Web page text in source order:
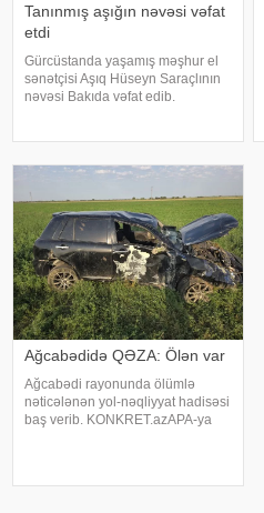
Tanınmış aşığın nəvəsi vəfat
etdi
Gürcüstanda yaşamış məşhur el
sənətçisi Aşıq Hüseyn Saraçlının
nəvəsi Bakıda vəfat edib.
dünyasını dəyişib. Bu gün onu
Ağcabədidə QƏZA: Ölən var
Ağcabədi rayonunda ölümlə
nəticələnən yol-nəqliyyat hadisəsi
baş verib. KONKRET.azAPA-ya
təvəllüdlü Eldəniz Musayevin